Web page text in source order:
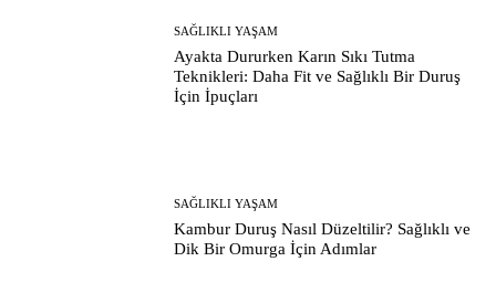
SAĞLIKLI YAŞAM
Ayakta Dururken Karın Sıkı Tutma
Teknikleri: Daha Fit ve Sağlıklı Bir Duruş
İçin İpuçları
SAĞLIKLI YAŞAM
Kambur Duruş Nasıl Düzeltilir? Sağlıklı ve
Dik Bir Omurga İçin Adımlar